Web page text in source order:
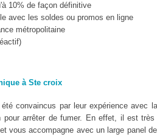
10% de façon définitive
avec les soldes ou promos en ligne
métropolitaine
à Ste croix
convaincus par leur expérience
pour arrêter de fumer. En effet, il est
vous accompagne avec un large panel